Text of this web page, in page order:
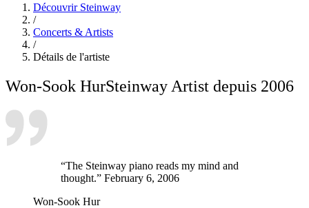
Découvrir Steinway
/
Concerts & Artists
/
Détails de l'artiste
Won-Sook HurSteinway Artist depuis 2006
“The Steinway piano reads my mind and
thought.” February 6, 2006
Won-Sook Hur